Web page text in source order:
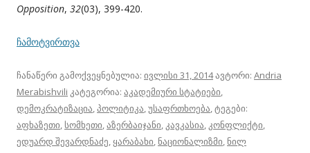
Opposition, 32(03), 399-420.
ჩამოტვირთვა
ჩანაწერი გამოქვეყნებულია: ივლისი 31, 2014ავტორი: Andria
Merabishvili კატეგორია: აკადემიური სტატიები,
დემოკრატიზაცია,პოლიტიკა,უსაფრთხოება, ტეგები:
აფხაზეთი,სომხეთი,აზერბაიჯანი,კავკასია,კონფლიქტი,
ედუარდ შევარდნაძე, ყარაბახი,ნაციონალიზმი,ნილ